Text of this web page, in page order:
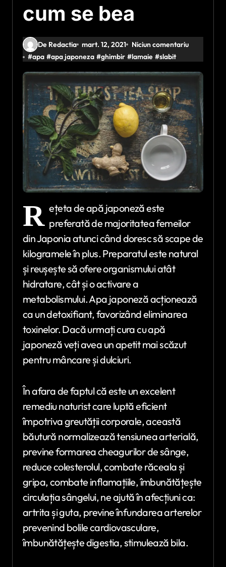
cum se bea
De Redactia mart. 12, 2021
Niciun comentariu
#apa #apa japoneza #ghimbir #lamaie #slabit
R ețeta de apă japoneză este
preferată de majoritatea femeilor
din Japonia atunci când doresc să scape de
kilogramele în plus. Preparatul este natural
și reușește să ofere organismului atât
hidratare, cât și o activare a
metabolismului. Apa japoneză acționează
ca un detoxifiant, favorizând eliminarea
toxinelor. Dacă urmați cura cu apă
japoneză veți avea un apetit mai scăzut
pentru mâncare și dulciuri.
În afara de faptul că este un excelent
remediu naturist care luptă eficient
împotriva greutății corporale, această
băutură normalizează tensiunea arterială,
previne formarea cheagurilor de sânge,
reduce colesterolul, combate răceala și
gripa, combate inflamațiile, îmbunătățește
circulația sângelui, ne ajută în afecțiuni ca:
artrita și guta, previne înfundarea arterelor
prevenind bolile cardiovasculare,
îmbunătățește digestia, stimulează bila.